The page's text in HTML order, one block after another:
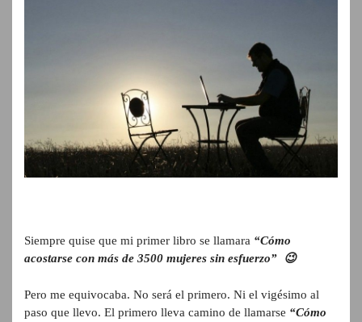
Siempre quise que mi primer libro se llamara “Cómo
acostarse con más de 3500 mujeres sin esfuerzo” 😉
Pero me equivocaba. No será el primero. Ni el vigésimo al
paso que llevo. El primero lleva camino de llamarse “Cómo